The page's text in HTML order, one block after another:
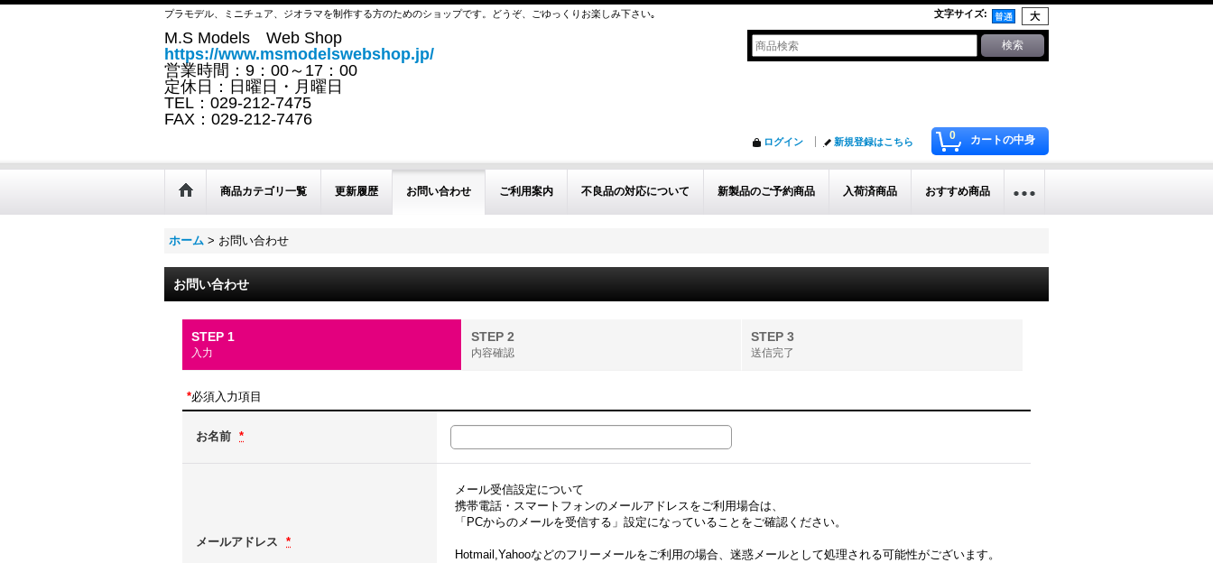
プラモデル、ミニチュア、ジオラマを制作する方のためのショップです。どうぞ、ごゆっくりお楽しみ下さい｡ 文字サイズ:
M.S Models Web Shop
https://www.msmodelswebshop.jp/
営業時間：9：00～17：00
定休日：日曜日・月曜日
TEL：029-212-7475
FAX：029-212-7476
0 カートの中身
ログイン 新規登録はこちら
商品カテゴリ一覧 更新履歴 お問い合わせ ご利用案内 不良品の対応について 新製品のご予約商品 入荷済商品 おすすめ商品
ホーム > お問い合わせ
お問い合わせ
STEP 1
入力
STEP 2
内容確認
STEP 3
送信完了
*必須入力項目
お名前 *
メールアドレス *
メール受信設定について
携帯電話・スマートフォンのメールアドレスをご利用場合は、
「PCからのメールを受信する」設定になっていることをご確認ください。
Hotmail,Yahooなどのフリーメールをご利用の場合、迷惑メールとして処理される可能性がございます。